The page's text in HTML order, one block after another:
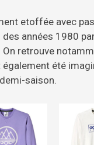
etoffée avec
années 1980
retrouve
également été
saison.